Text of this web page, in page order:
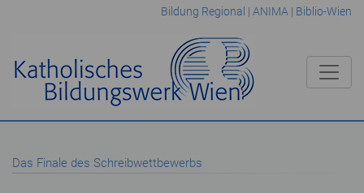
Bildung Regional | ANIMA | Biblio-Wien
Das Finale des Schreibwettbewerbs